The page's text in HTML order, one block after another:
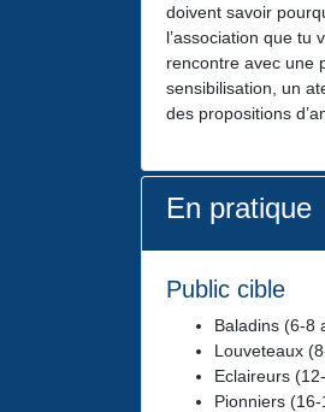
doivent savoir
l’association que tu
rencontre avec une
sensibilisation, un
des propositions
En pratique
Public cible
Baladins (6-8
Louveteaux
Eclaireurs
Pionniers